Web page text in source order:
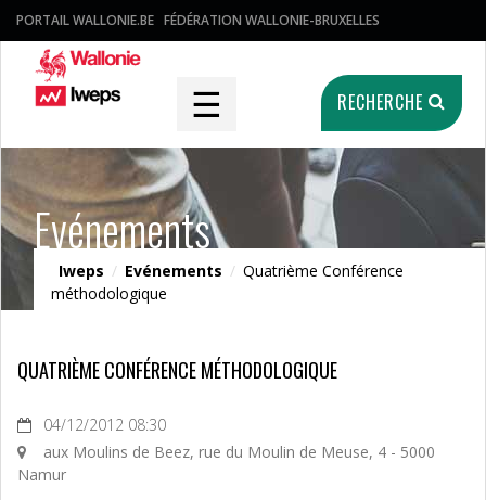
PORTAIL WALLONIE.BE FÉDÉRATION WALLONIE-BRUXELLES
☰ RECHERCHE
Evénements
Iweps / Evénements / Quatrième Conférence
méthodologique
QUATRIÈME CONFÉRENCE MÉTHODOLOGIQUE
04/12/2012 08:30
aux Moulins de Beez, rue du Moulin de Meuse, 4 - 5000
Namur